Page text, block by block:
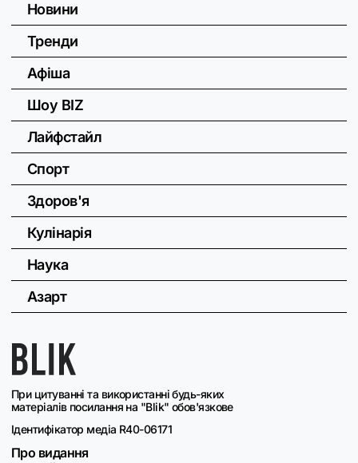
При цитуванні та використанні будь-яких
матеріалів посилання на "Blik" обов'язкове
Ідентифікатор медіа R40-06171
Про видання
Новини
Тренди
Афіша
Шоу BIZ
Лайфстайл
Спорт
Здоров'я
Кулінарія
Наука
Азарт